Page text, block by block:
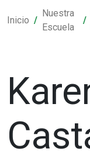
Inicio
Nuestra
Escuela